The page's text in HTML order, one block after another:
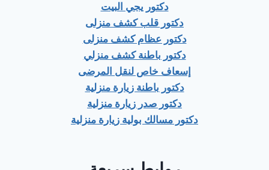
دكتور يجي البيت
دكتور قلب كشف منزلى
دكتور عظام كشف منزلى
دكتور باطنة كشف منزلي
إسعاف خاص لنقل المرضى
دكتور باطنة زيارة منزلية
دكتور صدر زيارة منزلية
دكتور مسالك بولية زيارة منزلية